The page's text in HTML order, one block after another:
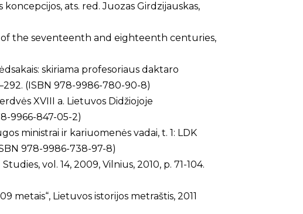
ats. red. Juozas Girdzijauskas,
the seventeenth and eighteenth centuries,
skiriama profesoriaus daktaro
(ISBN 978-9986-780-90-8)
XVIII a. Lietuvos Didžiojoje
9966-847-05-2)
ministrai ir kariuomenės vadai, t. 1: LDK
978-9986-738-97-8)
vol. 14, 2009, Vilnius, 2010, p. 71-104.
metais“, Lietuvos istorijos metraštis, 2011